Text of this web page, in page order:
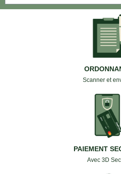
Scanner et
PAIEMENT
Avec 3D